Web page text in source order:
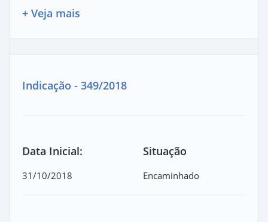
+ Veja mais
Indicação - 349/2018
Data Inicial:
31/10/2018
Situação
Encaminhado